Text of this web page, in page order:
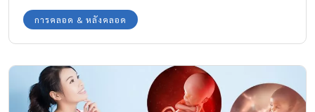
การคลอด & หลังคลอด